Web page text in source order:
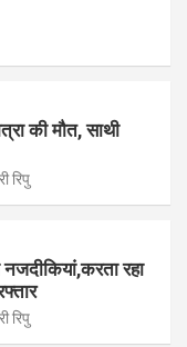
की मौत, साथी
रिपु
रहा
रिपु